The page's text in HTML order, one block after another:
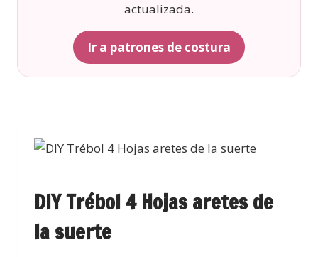
actualizada.
Ir a patrones de costura
DIY Trébol 4 Hojas aretes de
la suerte